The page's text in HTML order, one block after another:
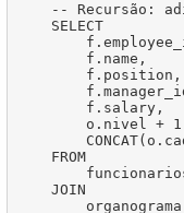
-- Recursão:
    SELECT
        f.name,
        f.position,
        f.salary,
o.nivel +
    FROM
    JOIN